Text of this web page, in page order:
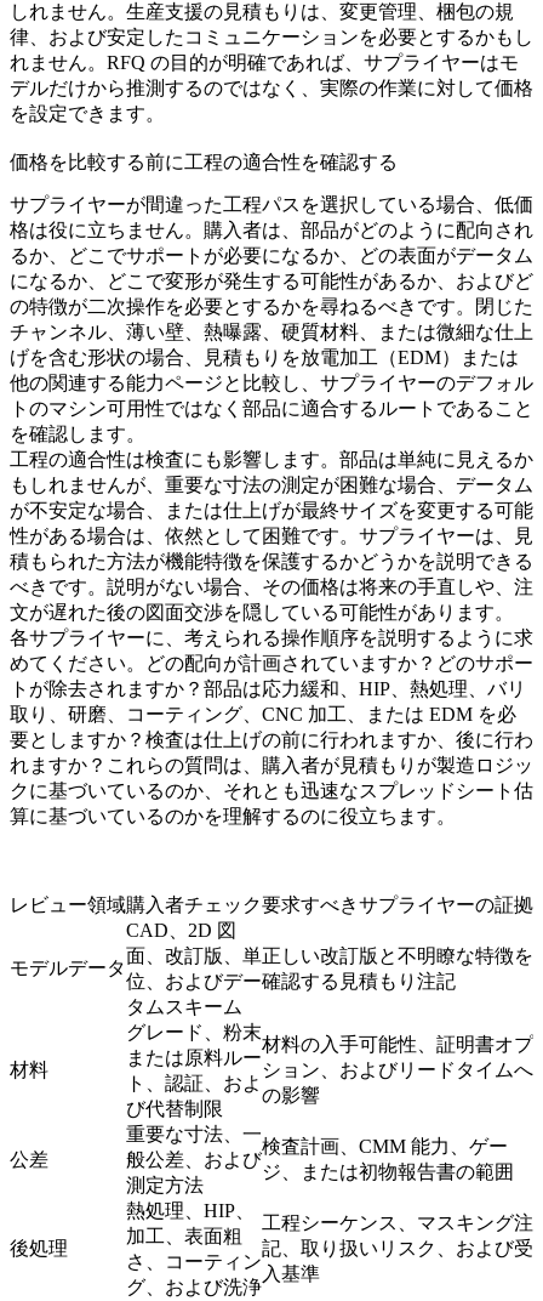
しれません。生産支援の見積もりは、変更管理、梱包の規
律、および安定したコミュニケーションを必要とするかもし
れません。RFQ の目的が明確であれば、サプライヤーはモ
デルだけから推測するのではなく、実際の作業に対して価格
を設定できます。
価格を比較する前に工程の適合性を確認する
サプライヤーが間違った工程パスを選択している場合、低価
格は役に立ちません。購入者は、部品がどのように配向され
るか、どこでサポートが必要になるか、どの表面がデータム
になるか、どこで変形が発生する可能性があるか、およびど
の特徴が二次操作を必要とするかを尋ねるべきです。閉じた
チャンネル、薄い壁、熱曝露、硬質材料、または微細な仕上
げを含む形状の場合、見積もりを放電加工（EDM）
または
他の関連する能力ページと比較し、サプライヤーのデフォル
トのマシン可用性ではなく部品に適合するルートであること
を確認します。
工程の適合性は検査にも影響します。部品は単純に見えるか
もしれませんが、重要な寸法の測定が困難な場合、データム
が不安定な場合、または仕上げが最終サイズを変更する可能
性がある場合は、依然として困難です。サプライヤーは、見
積もられた方法が機能特徴を保護するかどうかを説明できる
べきです。説明がない場合、その価格は将来の手直しや、注
文が遅れた後の図面交渉を隠している可能性があります。
各サプライヤーに、考えられる操作順序を説明するように求
めてください。どの配向が計画されていますか？どのサポー
トが除去されますか？部品は応力緩和、HIP、熱処理、バリ
取り、研磨、コーティング、CNC 加工、または EDM を必
要としますか？検査は仕上げの前に行われますか、後に行わ
れますか？これらの質問は、購入者が見積もりが製造ロジッ
クに基づいているのか、それとも迅速なスプレッドシート估
算に基づいているのかを理解するのに役立ちます。
レビュー領域購入者チェック要求すべきサプライヤーの証拠
モデルデータ
CAD、2D 図
面、改訂版、単
位、およびデー
タムスキーム
正しい改訂版と不明瞭な特徴を
確認する見積もり注記
材料
グレード、粉末
または原料ルー
ト、認証、およ
び代替制限
材料の入手可能性、証明書オプ
ション、およびリードタイムへ
の影響
公差
重要な寸法、一
般公差、および
測定方法
検査計画、CMM 能力、ゲー
ジ、または初物報告書の範囲
後処理
熱処理、HIP、
加工、表面粗
さ、コーティン
グ、および洗浄
工程シーケンス、マスキング注
記、取り扱いリスク、および受
入基準